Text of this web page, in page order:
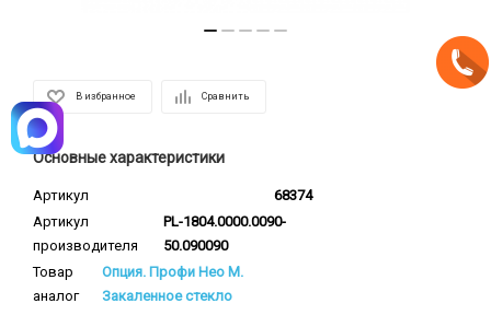
В избранное Сравнить
Основные характеристики
Артикул
68374
Артикул
производителя
PL-1804.0000.0090-
50.090090
Товар
аналог
Опция. Профи Нео M.
Закаленное стекло